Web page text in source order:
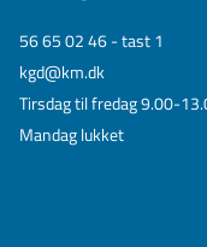
56 65 02 46 - tast 1
kgd@km.dk
Tirsdag til fredag 9.00-
Mandag lukket